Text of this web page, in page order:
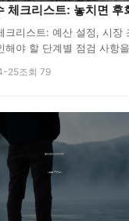
체크리스트: 놓치면 후
크리스트: 예산 설정, 시장
해야 할 단계별 점검 사항
25조회 79